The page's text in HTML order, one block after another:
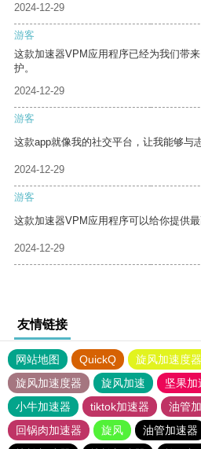
2024-12-29
游客
这款加速器VPM应用程序已经为我们带
护。
2024-12-29
游客
这款app就像我的社交平台，让我能够与
2024-12-29
游客
这款加速器VPM应用程序可以给你提供最
2024-12-29
友情链接
网站地图 QuickQ 旋风加速度器
旋风加速度器
旋风加速 坚果加
小牛加速器
tiktok加速器 油管
回锅肉加速器
旋风 油管加速器